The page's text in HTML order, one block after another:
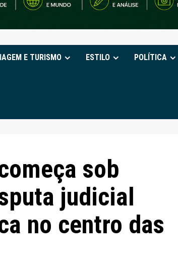
E TURISMO ESTILO POLÍTICA
sob
judicial
no centro das